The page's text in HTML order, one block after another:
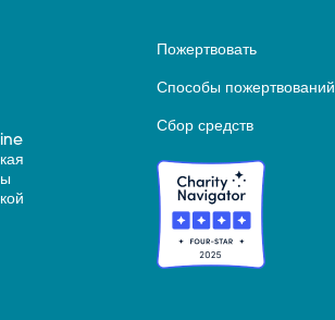
Пожертвовать
Способы пожертвований
Сбор средств